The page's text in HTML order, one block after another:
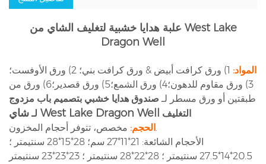
علبة هدايا خشبية لتغليف الشاي من West Lake
Dragon Well
المواد:
1) ورق كرافت أبيض & ورق كرافت بني؛ 2) ورق الأوفست؛
3) ورق مقاوم للدهون؛4) ورق الشمع؛5) ورق قصدير؛6) ورق من
طبقتين أو ورق مسطر لـ صندوق هدايا خشبي بتصميم باب مزدوج
لـ شاي West Lake Dragon Well
التغليف
الحجم:مخصص، تتوفر أحجام المخزون.
الأحجام الشائعة: 21*11*27 سم؛ 28*15*28 سنتيمتر ؛
20.5*14*27.5 سنتيمتر ؛ 28*22*28 سنتيمتر ؛ 23*23*23 سنتيمتر